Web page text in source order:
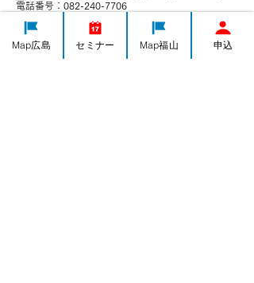
電話番号：082-240-7706
Map広島 セミナー Map福山 申込